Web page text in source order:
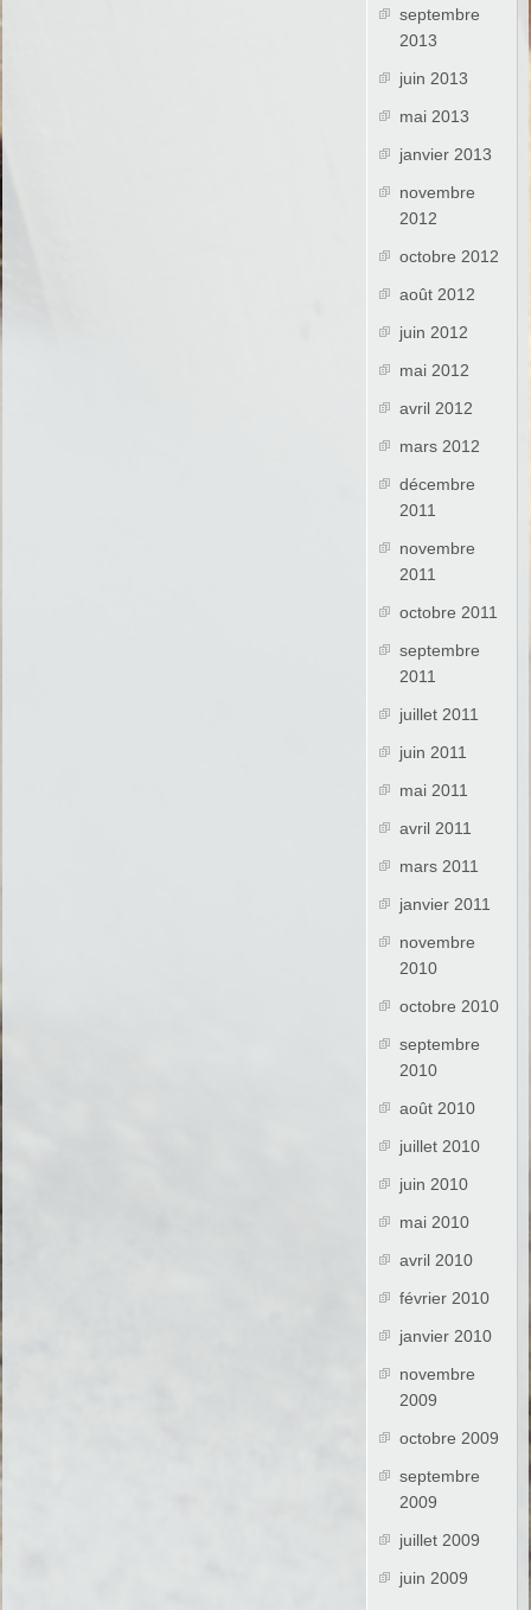
septembre
2013
juin 2013
mai 2013
janvier 2013
novembre
2012
octobre 2012
août 2012
juin 2012
mai 2012
avril 2012
mars 2012
décembre
2011
novembre
2011
octobre 2011
septembre
2011
juillet 2011
juin 2011
mai 2011
avril 2011
mars 2011
janvier 2011
novembre
2010
octobre 2010
septembre
2010
août 2010
juillet 2010
juin 2010
mai 2010
avril 2010
février 2010
janvier 2010
novembre
2009
octobre 2009
septembre
2009
juillet 2009
juin 2009